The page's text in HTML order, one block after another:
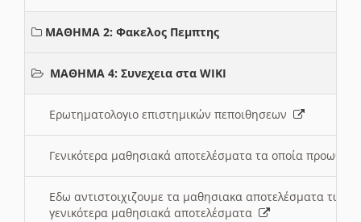
ΜΑΘΗΜΑ 2: Φακελος Πεμπτης
ΜΑΘΗΜΑ 4: Συνεχεια στα WIKI
Ερωτηματολογιο επιστημικών πεποιθησεων
Γενικότερα μαθησιακά αποτελέσματα τα οποία
Εδω αντιστοιχιζουμε τα μαθησιακα αποτελέσματα
γενικότερα μαθησιακά αποτελέσματα